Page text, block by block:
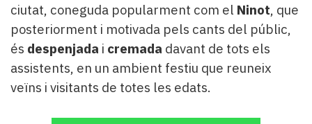
ciutat, coneguda popularment com el Ninot, que
posteriorment i motivada pels cants del públic,
és despenjada i cremada davant de tots els
assistents, en un ambient festiu que reuneix
veïns i visitants de totes les edats.